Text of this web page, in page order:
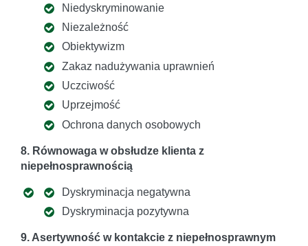
Niedyskryminowanie
Niezależność
Obiektywizm
Zakaz nadużywania uprawnień
Uczciwość
Uprzejmość
Ochrona danych osobowych
8. Równowaga w obsłudze klienta z
niepełnosprawnością
Dyskryminacja negatywna
Dyskryminacja pozytywna
9. Asertywność w kontakcie z niepełnosprawnym